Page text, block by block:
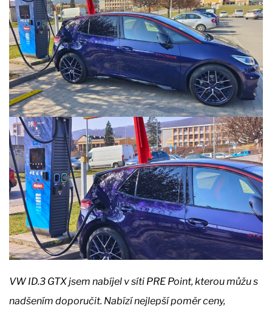
VW ID.3 GTX jsem nabíjel v síti PRE Point, kterou můžu s
nadšením doporučit. Nabízí nejlepší poměr ceny,